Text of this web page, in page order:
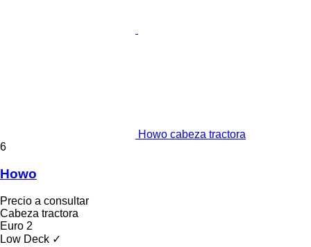
Howo cabeza tractora
6
Howo
Precio a consultar
Cabeza tractora
Euro 2
Low Deck ✓